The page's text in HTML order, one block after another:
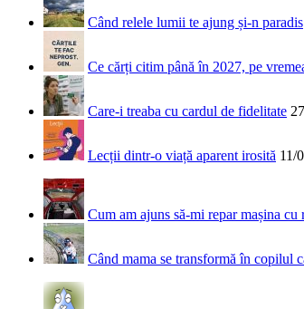
Când relele lumii te ajung și-n paradis
Ce cărți citim până în 2027, pe
Care-i treaba cu cardul de fidelitate
Lecții dintr-o viață aparent irosită 11/
Cum am ajuns să-mi repar mașina cu
Când mama se transformă în copilul